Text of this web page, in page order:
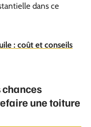
dans ce
: coût et conseils
une toiture